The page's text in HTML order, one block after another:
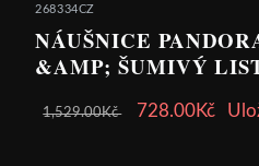
268334CZ
NÁUŠNICE
&AMP; ŠUMIVÝ
1,529.00Kč 728.00Kč